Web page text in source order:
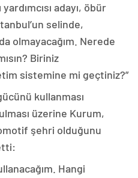
adayı, öbür
selinde,
olmayacağım. Nerede
Biriniz
sistemine mi geçtiniz?”
kullanması
üzerine Kurum,
şehri olduğunu
Hangi